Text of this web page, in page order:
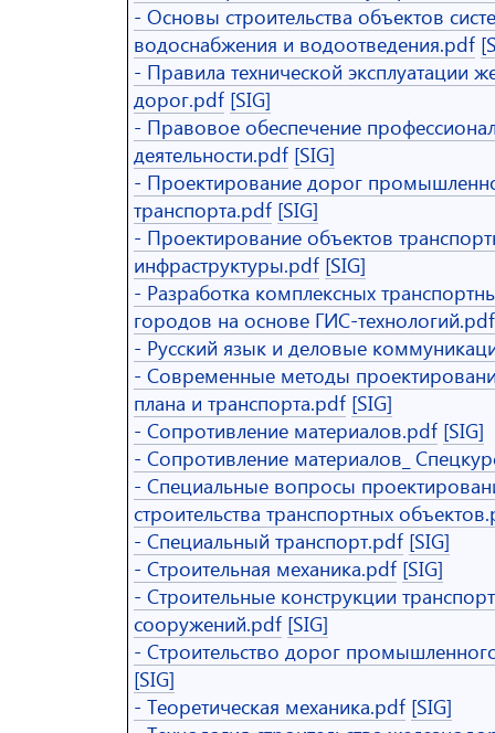
- Основы строительства объектов
водоснабжения и водоотведения.pdf
- Правила технической эксплуатации
дорог.pdf [SIG]
- Правовое обеспечение
деятельности.pdf [SIG]
- Проектирование дорог
транспорта.pdf [SIG]
- Проектирование объектов
инфраструктуры.pdf [SIG]
- Разработка комплексных
городов на основе ГИС-технологий.pdf
- Русский язык и деловые
- Современные методы
плана и транспорта.pdf [SIG]
- Сопротивление материалов.pdf [SIG]
- Сопротивление материалов_
- Специальные вопросы
строительства транспортных
- Специальный транспорт.pdf [SIG]
- Строительная механика.pdf [SIG]
- Строительные конструкции
сооружений.pdf [SIG]
- Строительство дорог
[SIG]
- Теоретическая механика.pdf [SIG]